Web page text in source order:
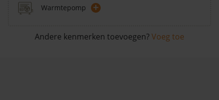
Warmtepomp +
Andere kenmerken toevoegen? Voeg toe